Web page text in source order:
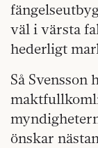
väl i värsta
hederligt
Så
önskar